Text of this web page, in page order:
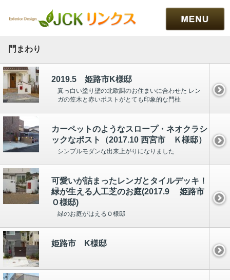
ooooooooooooooooo
門まわり
2019.5 姫路市K様邸
真っ白い塗り壁の北欧調のお住まいに合わせた レン
ガの笠木と赤いポストがとても印象的な門柱
カーペットのようなスロープ・ネオクラシ
ックなポスト（2017.10 西宮市 Ｋ様邸）
シンプルモダンな出来上がりになりました
可愛いが詰まったレンガとタイルデッキ！
緑が生える人工芝のお庭(2017.9 姫路市
Ｏ様邸)
緑のお庭がはえるＯ様邸
姫路市 K様邸